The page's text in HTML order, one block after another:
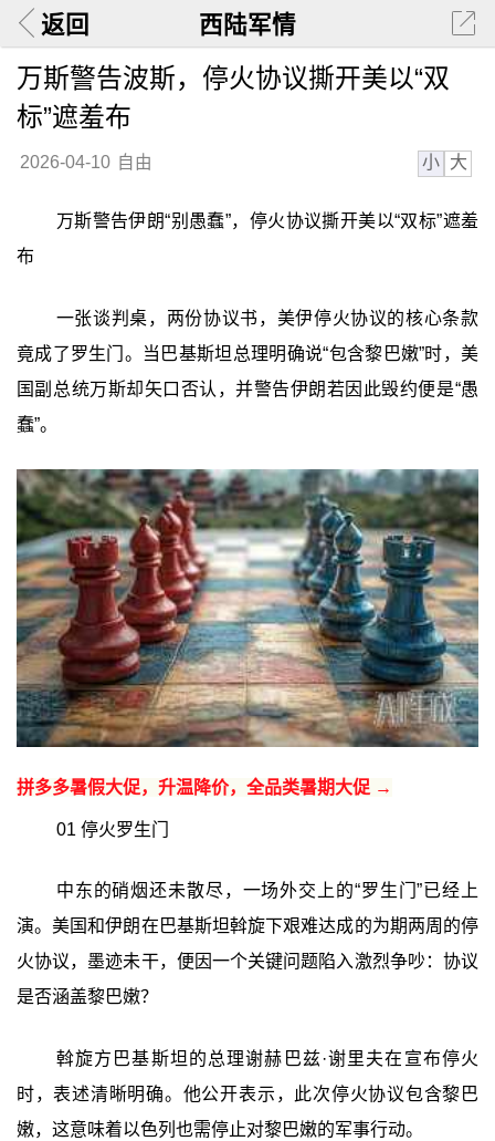
返回 西陆军情
万斯警告波斯，停火协议撕开美以“双
标”遮羞布
2026-04-10 自由 小 大
万斯警告伊朗“别愚蠢”，停火协议撕开美以“双标”遮羞
布
一张谈判桌，两份协议书，美伊停火协议的核心条款
竟成了罗生门。当巴基斯坦总理明确说“包含黎巴嫩”时，美
国副总统万斯却矢口否认，并警告伊朗若因此毁约便是“愚
蠢”。
拼多多暑假大促，升温降价，全品类暑期大促 →
01 停火罗生门
中东的硝烟还未散尽，一场外交上的“罗生门”已经上
演。美国和伊朗在巴基斯坦斡旋下艰难达成的为期两周的停
火协议，墨迹未干，便因一个关键问题陷入激烈争吵：协议
是否涵盖黎巴嫩？
斡旋方巴基斯坦的总理谢赫巴兹·谢里夫在宣布停火
时，表述清晰明确。他公开表示，此次停火协议包含黎巴
嫩，这意味着以色列也需停止对黎巴嫩的军事行动。